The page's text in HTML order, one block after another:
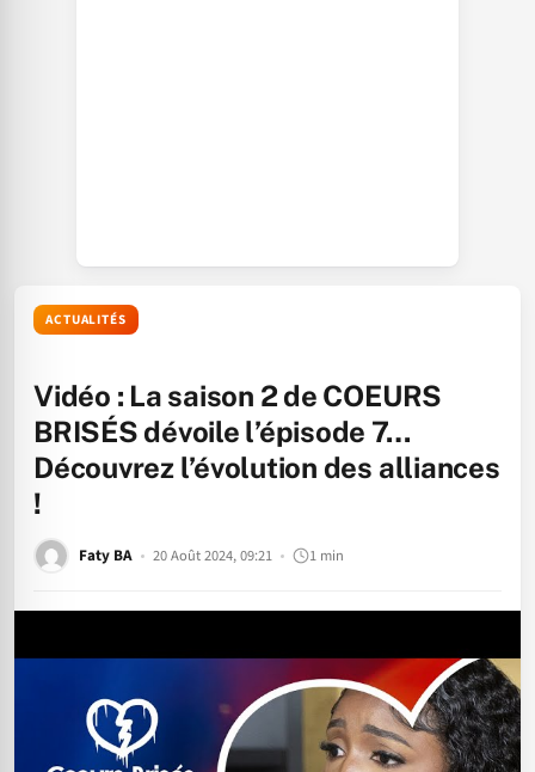
ACTUALITÉS
Vidéo : La saison 2 de COEURS
BRISÉS dévoile l’épisode 7…
Découvrez l’évolution des alliances
!
Faty BA 20 Août 2024, 09:21 1 min